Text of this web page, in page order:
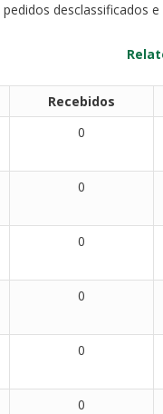
desclassificados
Recebidos
0
0
0
0
0
0